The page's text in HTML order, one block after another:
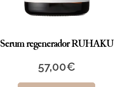
Serum regenerador RUHAKU
57,00€